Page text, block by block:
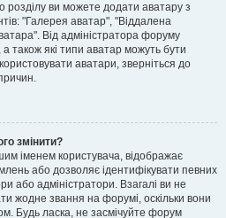
розділу ви можете додати аватару з
"Галерея аватар", "Віддалена
Від адміністратора форуму
також які типи аватар можуть бути
аватари, зверніться до
змінити?
іменем користувача, відображає
або дозволяє ідентифікувати певних
або адміністратори. Взагалі ви не
жодне звання на форумі, оскільки вони
Будь ласка, не засмічуйте форум